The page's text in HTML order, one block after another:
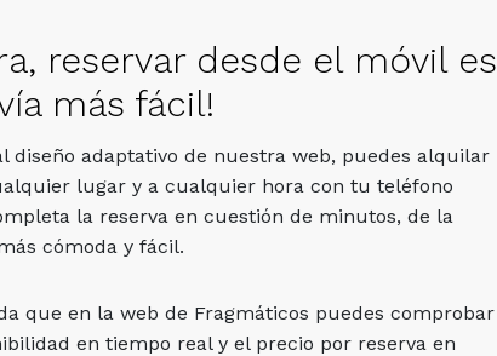
reservar desde el móvil es
más fácil!
diseño adaptativo de nuestra web, puedes alquilar
lugar y a cualquier hora con tu teléfono
la reserva en cuestión de minutos, de la
cómoda y fácil.
que en la web de Fragmáticos puedes comprobar
en tiempo real y el precio por reserva en